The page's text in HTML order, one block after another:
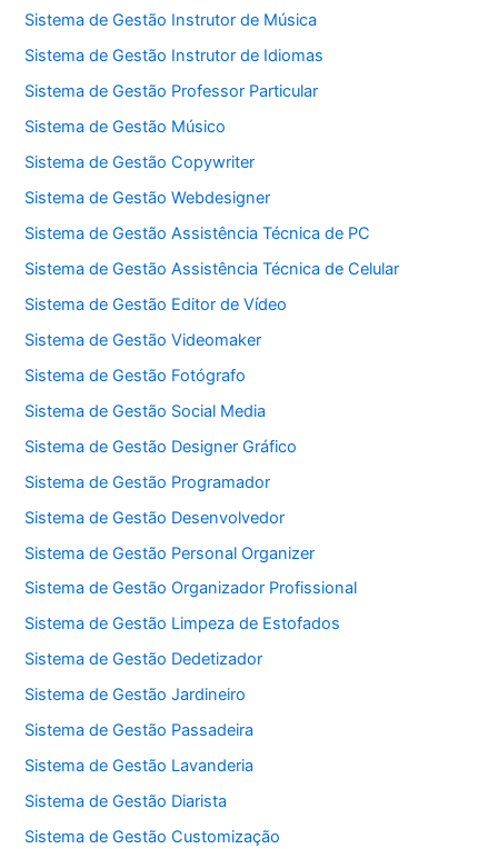
Sistema de Gestão Instrutor de Música
Sistema de Gestão Instrutor de Idiomas
Sistema de Gestão Professor Particular
Sistema de Gestão Músico
Sistema de Gestão Copywriter
Sistema de Gestão Webdesigner
Sistema de Gestão Assistência Técnica de PC
Sistema de Gestão Assistência Técnica de Celular
Sistema de Gestão Editor de Vídeo
Sistema de Gestão Videomaker
Sistema de Gestão Fotógrafo
Sistema de Gestão Social Media
Sistema de Gestão Designer Gráfico
Sistema de Gestão Programador
Sistema de Gestão Desenvolvedor
Sistema de Gestão Personal Organizer
Sistema de Gestão Organizador Profissional
Sistema de Gestão Limpeza de Estofados
Sistema de Gestão Dedetizador
Sistema de Gestão Jardineiro
Sistema de Gestão Passadeira
Sistema de Gestão Lavanderia
Sistema de Gestão Diarista
Sistema de Gestão Customização